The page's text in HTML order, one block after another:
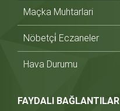
Maçka Muhtarlari
Nöbetçi̇ Eczaneler
Hava Durumu
FAYDALI BAĞLANTILAR